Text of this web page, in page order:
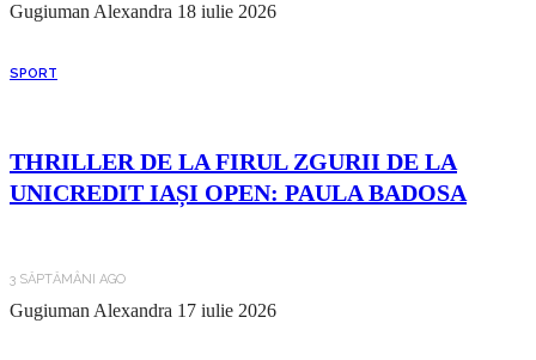
Gugiuman Alexandra 18 iulie 2026
SPORT
THRILLER DE LA FIRUL ZGURII DE LA
UNICREDIT IAȘI OPEN: PAULA BADOSA
3 SĂPTĂMÂNI AGO
Gugiuman Alexandra 17 iulie 2026